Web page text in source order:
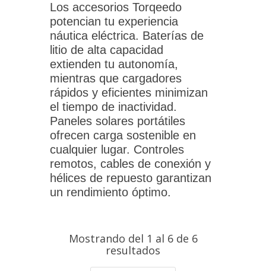
Los accesorios Torqeedo
potencian tu experiencia
náutica eléctrica. Baterías de
litio de alta capacidad
extienden tu autonomía,
mientras que cargadores
rápidos y eficientes minimizan
el tiempo de inactividad.
Paneles solares portátiles
ofrecen carga sostenible en
cualquier lugar. Controles
remotos, cables de conexión y
hélices de repuesto garantizan
un rendimiento óptimo.
Mostrando del 1 al 6 de 6
resultados